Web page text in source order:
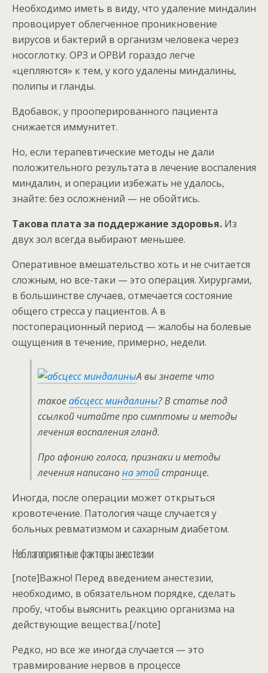
Необходимо иметь в виду, что удаление миндалин
провоцирует облегченное проникновение
вирусов и бактерий в организм человека через
носоглотку. ОРЗ и ОРВИ гораздо легче
«цепляются» к тем, у кого удалены миндалины,
полипы и гланды.
Вдобавок, у прооперированного пациента
снижается иммунитет.
Но, если терапевтические методы не дали
положительного результата в лечение воспаления
миндалин, и операции избежать не удалось,
знайте: без осложнений — не обойтись.
Такова плата за поддержание здоровья. Из
двух зол всегда выбирают меньшее.
Оперативное вмешательство хоть и не считается
сложным, но все-таки — это операция. Хирургами,
в большинстве случаев, отмечается состояние
общего стресса у пациентов. А в
постоперационный период — жалобы на болевые
ощущения в течение, примерно, недели.
А вы знаете что
такоеабсцесс миндалины? В статье под
ссылкой читайте про симптомы и методы
лечения воспаления гланд.
Про афонию голоса, признаки и методы
лечения написанона этойстранице.
Иногда, после операции может открыться
кровотечение. Патология чаще случается у
больных ревматизмом и сахарным диабетом.
Неблагоприятные факторы анестезии
[note]Важно! Перед введением анестезии,
необходимо, в обязательном порядке, сделать
пробу, чтобы выяснить реакцию организма на
действующие вещества.[/note]
Редко, но все же иногда случается — это
травмирование нервов в процессе